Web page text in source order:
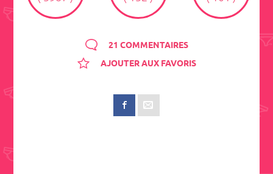
21 COMMENTAIRES
AJOUTER AUX FAVORIS